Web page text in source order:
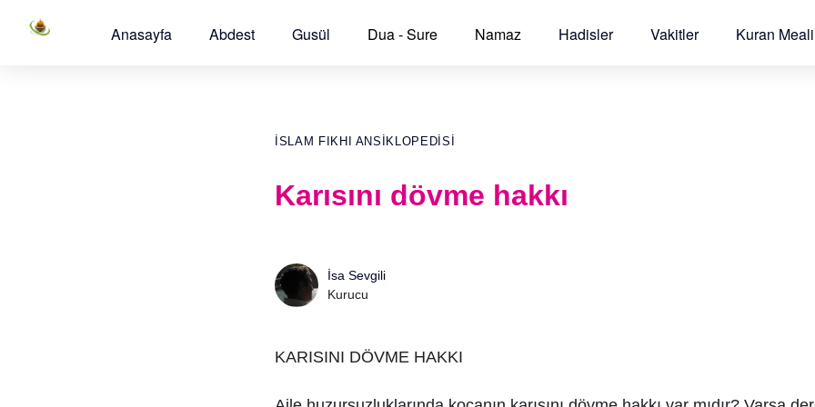
Anasayfa Abdest Gusül Dua - Sure Namaz Hadisler Vakitler Kuran Meali
İSLAM FIKHI ANSIKLOPEDISI
Karısını dövme hakkı
İsa Sevgili
Kurucu
KARISINI DÖVME HAKKI